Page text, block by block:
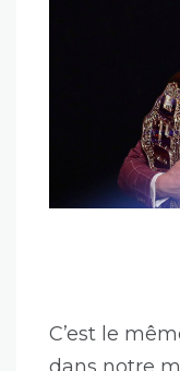
aidé dans
fortement
Reste fier
de ce que
de ce que